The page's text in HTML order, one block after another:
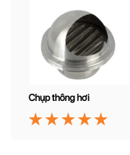
Chụp thông hơi